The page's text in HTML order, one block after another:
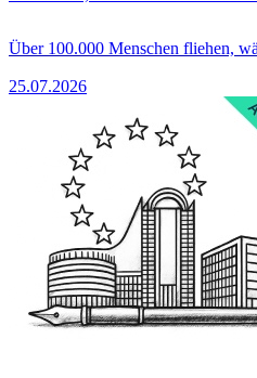
Über 100.000 Menschen fliehen,
25.07.2026